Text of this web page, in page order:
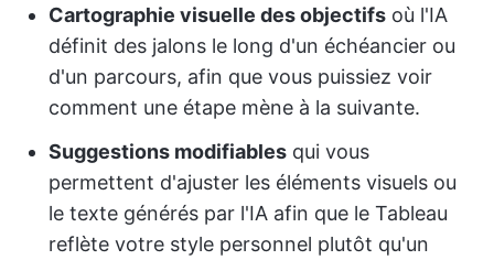
Cartographie visuelle des objectifs où l'IA
définit des jalons le long d'un échéancier ou
d'un parcours, afin que vous puissiez voir
comment une étape mène à la suivante.
Suggestions modifiables qui vous
permettent d'ajuster les éléments visuels ou
le texte générés par l'IA afin que le Tableau
reflète votre style personnel plutôt qu'un